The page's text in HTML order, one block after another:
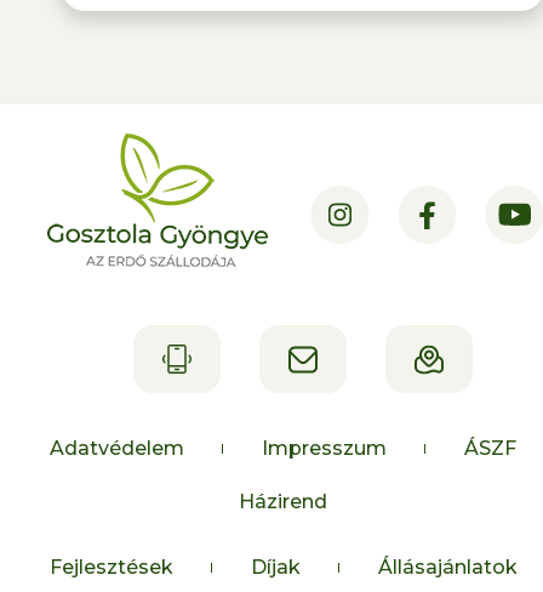
Adatvédelem Impresszum ÁSZF
Házirend
Fejlesztések Díjak Állásajánlatok